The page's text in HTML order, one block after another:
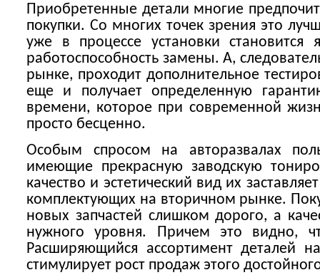
Приобретенные детали многие
покупки. Со многих точек зрения это
уже в процессе установки становится
работоспособность замены. А,
рынке, проходит дополнительное
еще и получает определенную
времени, которое при современной
просто бесценно.
Особым спросом на авторазвалах
имеющие прекрасную заводскую
качество и эстетический вид их
комплектующих на вторичном рынке.
новых запчастей слишком дорого, а
нужного уровня. Причем это видно,
Расширяющийся ассортимент деталей
стимулирует рост продаж этого